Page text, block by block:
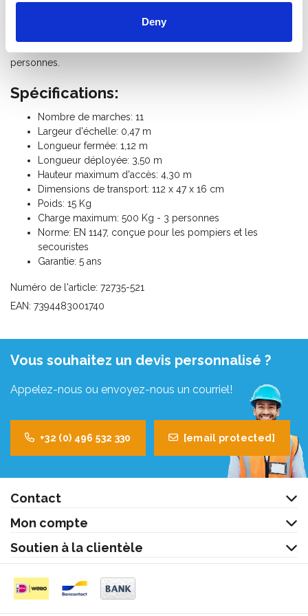
Deny
difficiles à obtenir pour une échelle télescopique. Cela signifie
personnes.
Spécifications:
Nombre de marches: 11
Largeur d'échelle: 0,47 m
Longueur fermée: 1,12 m
Longueur déployée: 3,50 m
Hauteur maximum d'accès: 4,30 m
Dimensions de transport: 112 x 47 x 16 cm
Poids: 15 Kg
Charge maximum: 500 Kg - 3 personnes
Norme: EN 1147, conçue pour les pompiers et les
secouristes
Garantie: 5 ans
Numéro de l'article: 72735-521
EAN: 7394483001740
Vous souhaitez un devis personnalisé ?
Appelez-nous ou envoyez-nous un courriel!
+32 (0) 496 532 330 [email protected]
Contact
Mon compte
Soutien à la clientèle